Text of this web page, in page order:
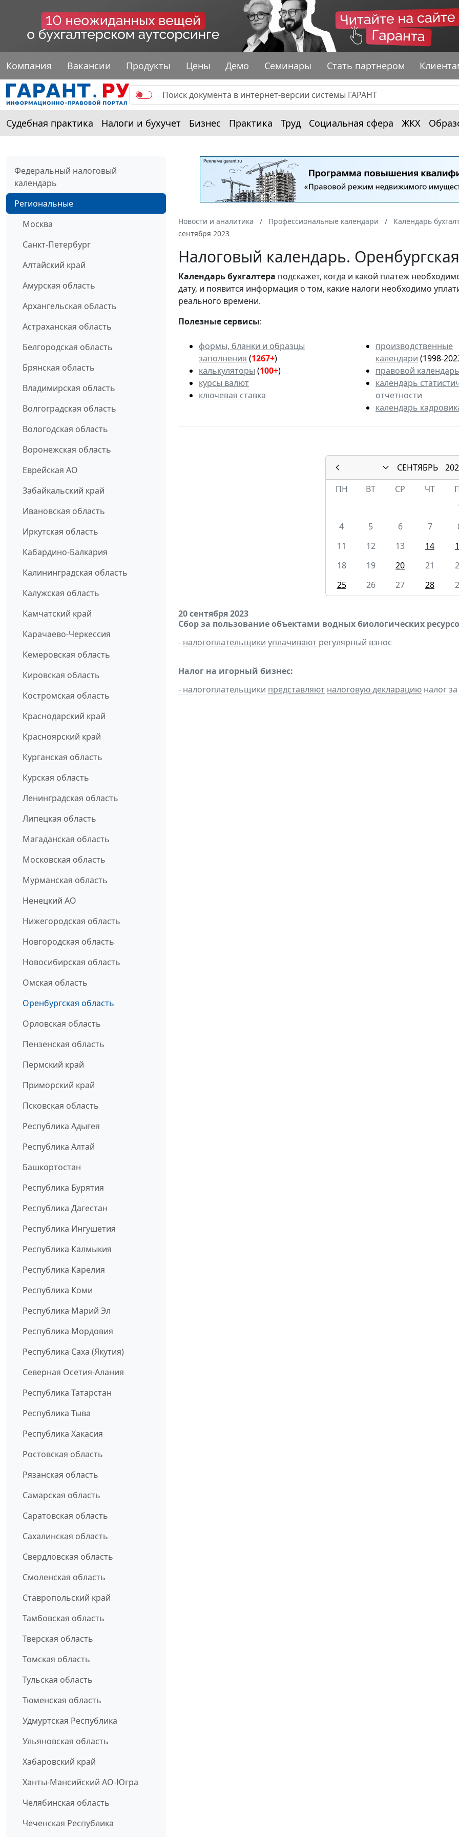
Компания Вакансии Продукты Цены Демо Семинары Стать партнером
Судебная практика Налоги и бухучет Бизнес Практика Труд Социальная сфера ЖКХ
Федеральный налоговый
календарь
Региональные
Москва
Санкт-Петербург
Алтайский край
Амурская область
Архангельская область
Астраханская область
Белгородская область
Брянская область
Владимирская область
Волгоградская область
Вологодская область
Воронежская область
Еврейская АО
Забайкальский край
Ивановская область
Иркутская область
Кабардино-Балкария
Калининградская область
Калужская область
Камчатский край
Карачаево-Черкессия
Кемеровская область
Кировская область
Костромская область
Краснодарский край
Красноярский край
Курганская область
Курская область
Ленинградская область
Липецкая область
Магаданская область
Московская область
Мурманская область
Ненецкий АО
Нижегородская область
Новгородская область
Новосибирская область
Омская область
Оренбургская область
Орловская область
Пензенская область
Пермский край
Приморский край
Псковская область
Республика Адыгея
Республика Алтай
Башкортостан
Республика Бурятия
Республика Дагестан
Республика Ингушетия
Республика Калмыкия
Республика Карелия
Республика Коми
Республика Марий Эл
Республика Мордовия
Республика Саха (Якутия)
Северная Осетия-Алания
Республика Татарстан
Республика Тыва
Республика Хакасия
Ростовская область
Рязанская область
Самарская область
Саратовская область
Сахалинская область
Свердловская область
Смоленская область
Ставропольский край
Тамбовская область
Тверская область
Томская область
Тульская область
Тюменская область
Удмуртская Республика
Ульяновская область
Хабаровский край
Ханты-Мансийский АО-Югра
Челябинская область
Чеченская Республика
Новости и аналитика Профессиональные календари Календарь
сентября 2023
Налоговый календарь.
Календарьбухгалтера подскажет, когда и какой платеж
дату, и появится информация о том, какие налоги необходимо
реального времени.
Полезные сервисы:
формы, бланки и образцы
заполнения (1267+)
калькуляторы (100+)
курсы валют
ключевая ставка
производственные
календари (1998-
правовой календарь
календарь
отчетности
календарь
СЕНТЯБРЬ
ПН
ВТ СР ЧТ
4
5 6 7
11
12 13 14
18
19 20 21
25
26 27 28
20 сентября 2023
Сбор за пользование объектами водных биологических
- налогоплательщики уплачивают регулярный взнос
Налог на игорный бизнес:
- налогоплательщики представляют налоговую декларацию налог за